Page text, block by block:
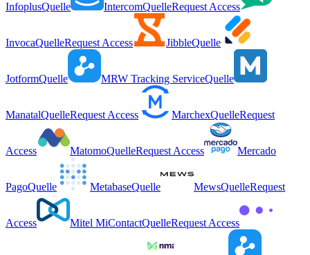
InfoplusQuelle IntercomQuelleRequest Access
InvocaQuelleRequest Access JibbleQuelle
JotformQuelle MRW Tracking ServiceQuelle
ManatalQuelleRequest Access MarchexQuelleRequest
Access MatomoQuelleRequest Access Mercado
PagoQuelle MetabaseQuelle MewsQuelleRequest
Access Mitel MiContactQuelleRequest Access